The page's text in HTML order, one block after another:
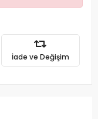
İade ve Değişim